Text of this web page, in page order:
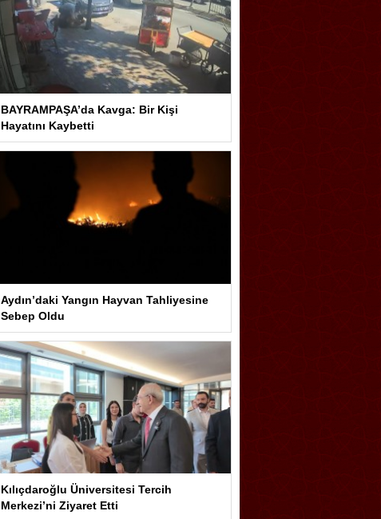
BAYRAMPAŞA’da Kavga: Bir Kişi
Hayatını Kaybetti
Aydın’daki Yangın Hayvan Tahliyesine
Sebep Oldu
Kılıçdaroğlu Üniversitesi Tercih
Merkezi’ni Ziyaret Etti